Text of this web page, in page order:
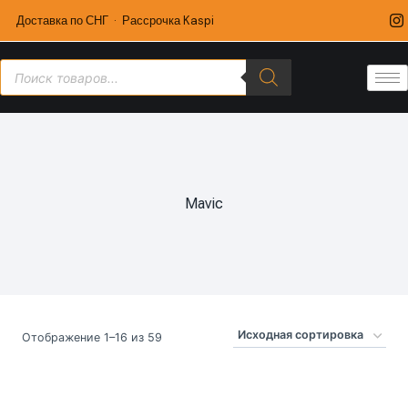
Доставка по СНГ · Рассрочка Kaspi
Mavic
Отображение 1–16 из 59